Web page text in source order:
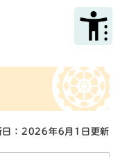
へ
日：2026年6月1日更新